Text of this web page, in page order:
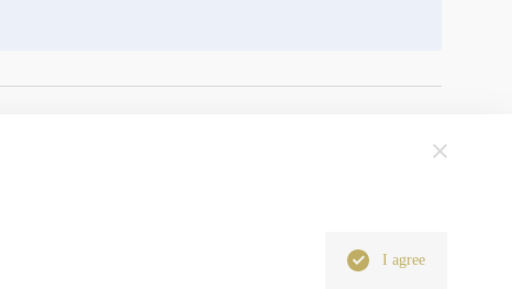
I agree